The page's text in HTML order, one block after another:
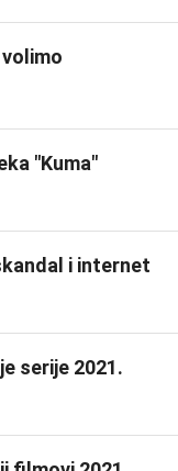
"Kuma"
i internet
serije 2021.